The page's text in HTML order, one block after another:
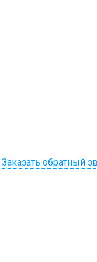
Заказать обратный